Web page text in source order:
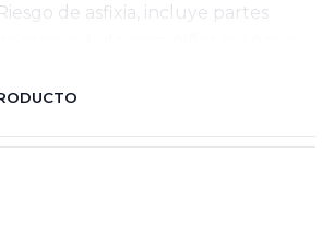
de asfixia, incluye partes
inadecuado puede causar
Se encuentra en el empaque